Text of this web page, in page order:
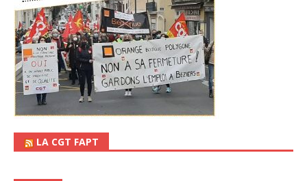
LA CGT FAPT